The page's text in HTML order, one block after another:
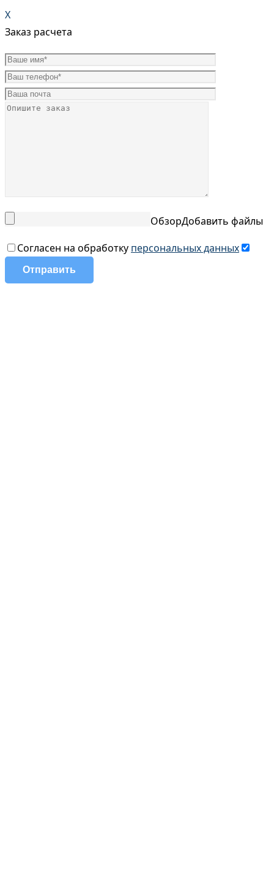
X
Заказ расчета
ОбзорДобавить файлы
Согласен на обработку персональных данных